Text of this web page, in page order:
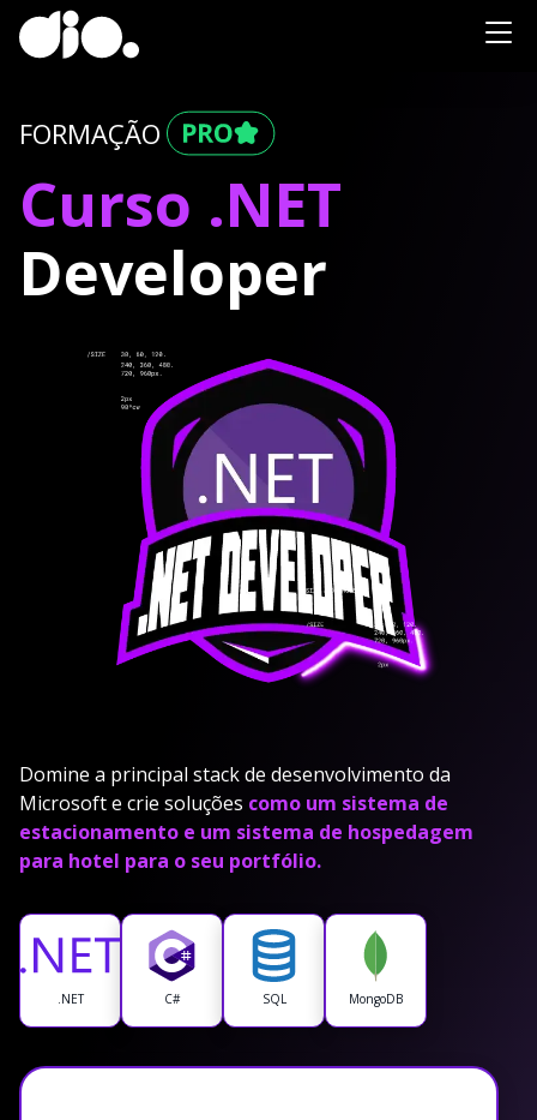
FORMAÇÃO
Curso .NET
Developer
Domine a principal stack de desenvolvimento da
Microsoft e crie soluções como um sistema de
estacionamento e um sistema de hospedagem
para hotel para o seu portfólio.
.NET C# SQL MongoDB